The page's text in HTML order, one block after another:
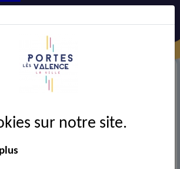
sur notre site.